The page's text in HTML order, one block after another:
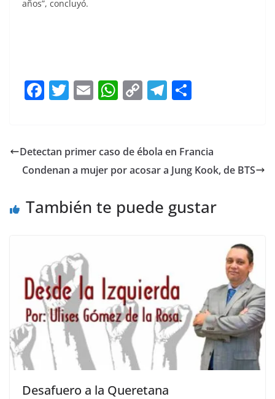
años”, concluyó.
F
e
b
o
T
er
E
l
W
s
A
p
C
y
Li
k
T
gr
a
e
Detectan primer caso de ébola en Francia
Condenan a mujer por acosar a Jung Kook, de BTS
También te puede gustar
Desafuero a la Queretana